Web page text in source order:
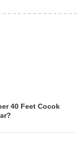
40 Feet Cocok